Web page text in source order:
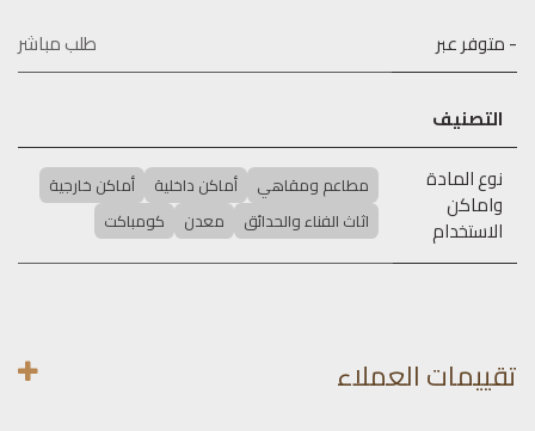
- متوفر عبر طلب مباشر
التصنيف
نوع المادة
واماكن
الاستخدام
مطاعم ومقاهي أماكن داخلية
أماكن خارجية
اثاث الفناء والحدائق
معدن كومباكت
تقييمات العملاء